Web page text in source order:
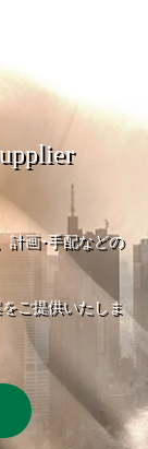
計画･手配などの
ご提供いたしま